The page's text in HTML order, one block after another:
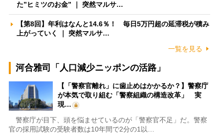
た”ヒミツのお金” ｜ 突然マルサ…
【第8回】年利はなんと14.6％！ 毎日5万円超の延滞税が積み
上がっていく ｜ 突然マルサ…
一覧を見る
河合雅司「人口減少ニッポンの活路」
【「警察官離れ」に歯止めはかかるか？】警察庁
が本気で取り組む「警察組織の構造改革」 実
現…
警察庁が目下、頭を悩ませているのが「警察官不足」だ。警察
官の採用試験の受験者数は10年間で2分の1以…